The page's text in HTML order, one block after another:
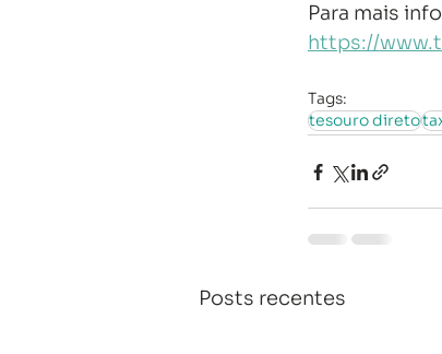
Para mais
https://
Tags:
tesouro direto
Posts recentes